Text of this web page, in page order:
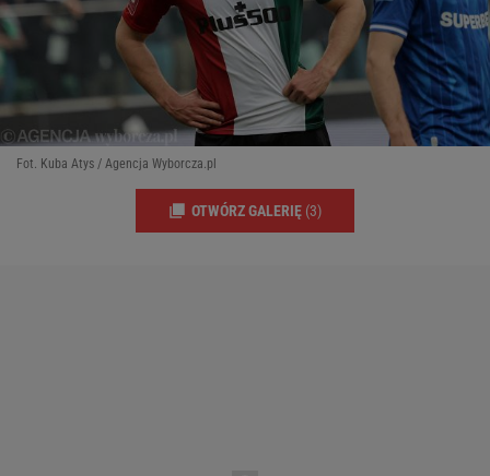
Fot. Kuba Atys / Agencja Wyborcza.pl
OTWÓRZ GALERIĘ (3)